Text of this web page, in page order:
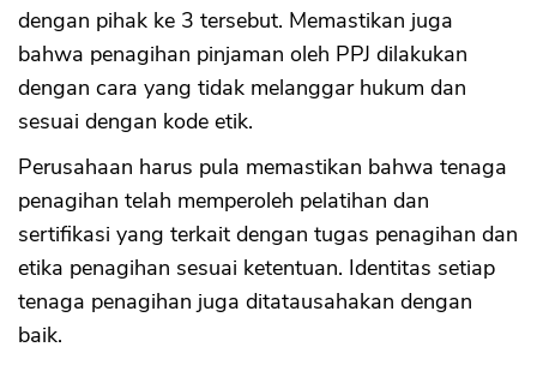
dengan pihak ke 3 tersebut. Memastikan juga
bahwa penagihan pinjaman oleh PPJ dilakukan
dengan cara yang tidak melanggar hukum dan
sesuai dengan kode etik.
Perusahaan harus pula memastikan bahwa tenaga
penagihan telah memperoleh pelatihan dan
sertifikasi yang terkait dengan tugas penagihan dan
etika penagihan sesuai ketentuan. Identitas setiap
tenaga penagihan juga ditatausahakan dengan
baik.